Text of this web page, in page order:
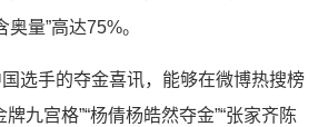
量”高达75%。
选手的夺金喜讯，能够在微博热搜榜
九宫格”“杨倩杨皓然夺金”“张家齐陈